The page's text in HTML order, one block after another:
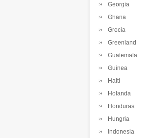
Georgia
Ghana
Grecia
Greenland
Guatemala
Guinea
Haiti
Holanda
Honduras
Hungria
Indonesia